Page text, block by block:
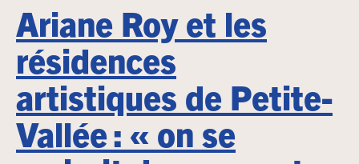
Ariane Roy et les
résidences
artistiques de Petite-
Vallée : « on se